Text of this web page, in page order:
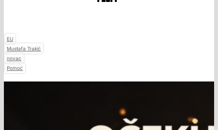
EU
Mustafa Trakić
novac
Pomoć